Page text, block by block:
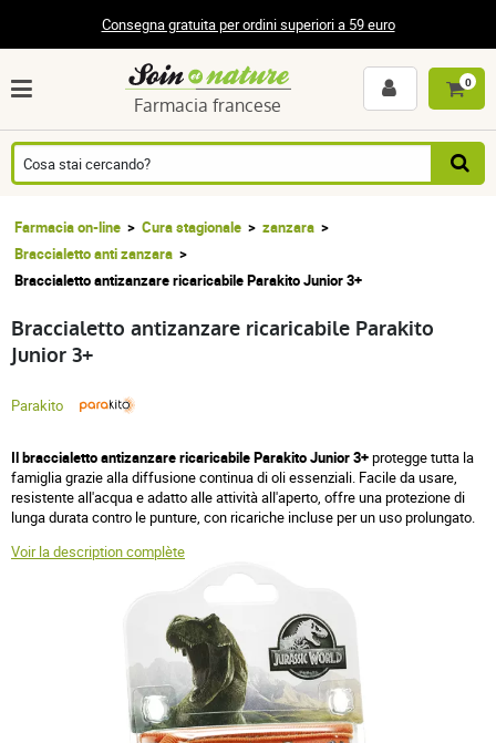
Consegna gratuita per ordini superiori a 59 euro
Farmacia francese
0
Farmacia on-line Cura stagionale
zanzara
Braccialetto anti zanzara
Braccialetto antizanzare ricaricabile Parakito Junior 3+
Braccialetto antizanzare ricaricabile Parakito
Junior 3+
Parakito
Il braccialetto antizanzare ricaricabile Parakito Junior 3+protegge tutta la
famiglia grazie alla diffusione continua di oli essenziali. Facile da usare,
resistente all'acqua e adatto alle attività all'aperto, offre una protezione di
lunga durata contro le punture, con ricariche incluse per un uso prolungato.
Voir la description complète